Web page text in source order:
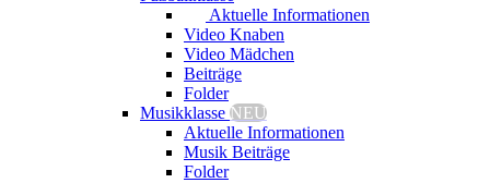
Aktuelle Informationen
Video Knaben
Video Mädchen
Beiträge
Folder
Musikklasse NEU
Aktuelle Informationen
Musik Beiträge
Folder